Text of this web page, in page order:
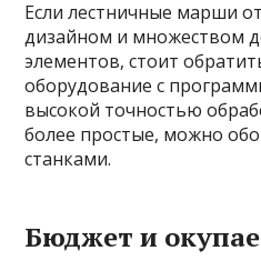
Если лестничные марши
дизайном и множеством
элементов, стоит
оборудование с
высокой точностью
более простые, можно
станками.
Бюджет и